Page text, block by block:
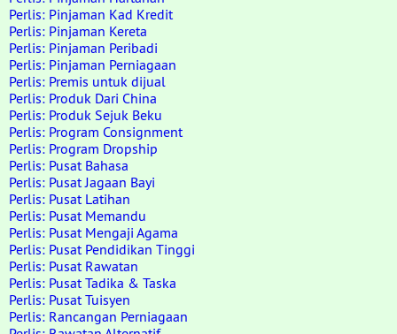
Perlis: Pinjaman Kad Kredit
Perlis: Pinjaman Kereta
Perlis: Pinjaman Peribadi
Perlis: Pinjaman Perniagaan
Perlis: Premis untuk dijual
Perlis: Produk Dari China
Perlis: Produk Sejuk Beku
Perlis: Program Consignment
Perlis: Program Dropship
Perlis: Pusat Bahasa
Perlis: Pusat Jagaan Bayi
Perlis: Pusat Latihan
Perlis: Pusat Memandu
Perlis: Pusat Mengaji Agama
Perlis: Pusat Pendidikan Tinggi
Perlis: Pusat Rawatan
Perlis: Pusat Tadika & Taska
Perlis: Pusat Tuisyen
Perlis: Rancangan Perniagaan